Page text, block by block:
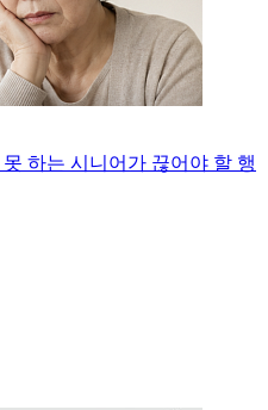
하는 시니어가 끊어야 할 행